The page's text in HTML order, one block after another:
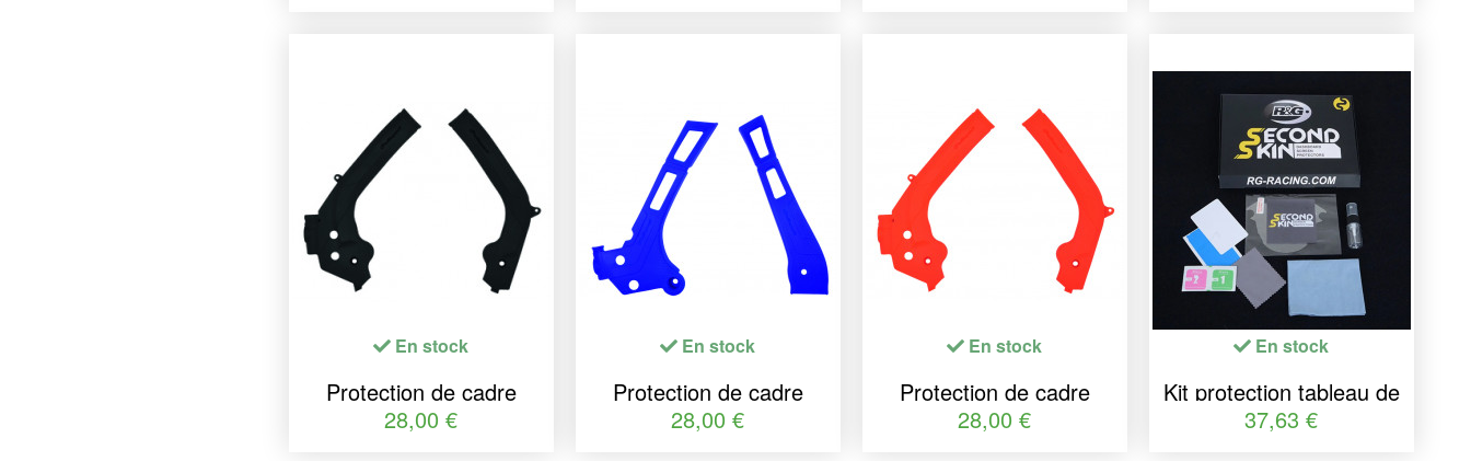
En stock
Protection de cadre
POLISPORT noir
28,00 €
En stock
Protection de cadre
POLISPORT bleu
28,00 €
En stock
Protection de cadre
POLISPORT orange
28,00 €
En stock
Kit protection tableau de
bord R&G RACING
37,63 €